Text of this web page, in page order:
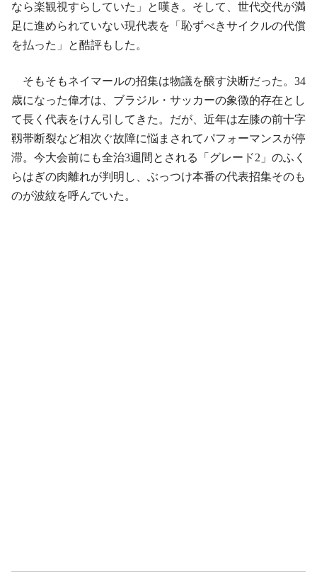
なら楽観視すらしていた」と嘆き。そして、世代交代が満
足に進められていない現代表を「恥ずべきサイクルの代償
を払った」と酷評もした。
そもそもネイマールの招集は物議を醸す決断だった。34
歳になった偉才は、ブラジル・サッカーの象徴的存在とし
て長く代表をけん引してきた。だが、近年は左膝の前十字
靱帯断裂など相次ぐ故障に悩まされてパフォーマンスが停
滞。今大会前にも全治3週間とされる「グレード2」のふく
らはぎの肉離れが判明し、ぶっつけ本番の代表招集そのも
のが波紋を呼んでいた。